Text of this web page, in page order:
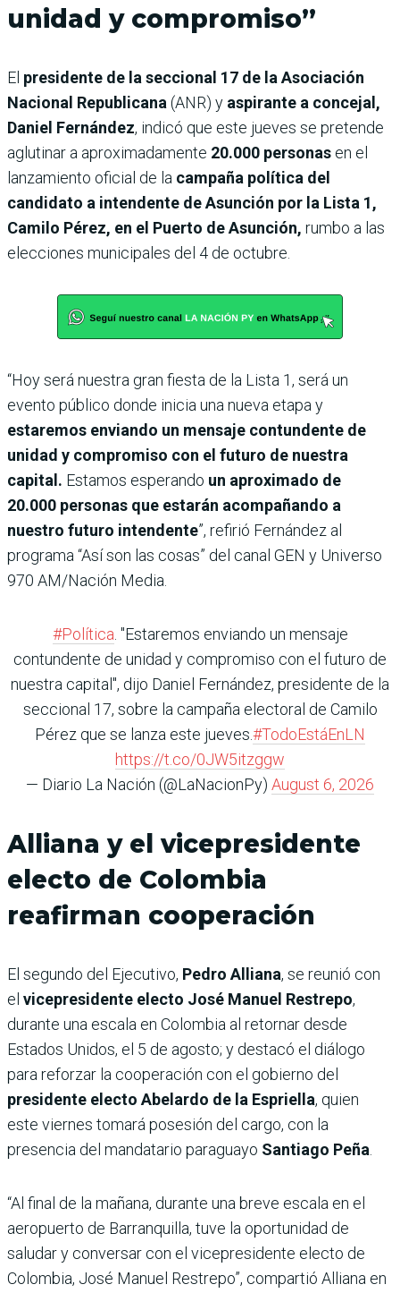
unidad y compromiso”
El presidente de la seccional 17 de la Asociación
Nacional Republicana(ANR) y aspirante a concejal,
Daniel Fernández, indicó que este jueves se pretende
aglutinar a aproximadamente 20.000 personas en el
lanzamiento oficial de la campaña política del
candidato a intendente de Asunción por la Lista 1,
Camilo Pérez, en el Puerto de Asunción, rumbo a las
elecciones municipales del 4 de octubre.
“Hoy será nuestra gran fiesta de la Lista 1, será un
evento público donde inicia una nueva etapa y
estaremos enviando un mensaje contundente de
unidad y compromiso con el futuro de nuestra
capital. Estamos esperando un aproximado de
20.000 personas que estarán acompañando a
nuestro futuro intendente”, refirió Fernández al
programa “Así son las cosas” del canal GEN y Universo
970 AM/Nación Media.
#Política. "Estaremos enviando un mensaje
contundente de unidad y compromiso con el futuro de
nuestra capital", dijo Daniel Fernández, presidente de la
seccional 17, sobre la campaña electoral de Camilo
Pérez que se lanza este jueves.#TodoEstáEnLN
https://t.co/0JW5itzggw
— Diario La Nación (@LaNacionPy) August 6, 2026
Alliana y el vicepresidente
electo de Colombia
reafirman cooperación
El segundo del Ejecutivo, Pedro Alliana, se reunió con
el vicepresidente electo José Manuel Restrepo,
durante una escala en Colombia al retornar desde
Estados Unidos, el 5 de agosto; y destacó el diálogo
para reforzar la cooperación con el gobierno del
presidente electo Abelardo de la Espriella, quien
este viernes tomará posesión del cargo, con la
presencia del mandatario paraguayo Santiago Peña.
“Al final de la mañana, durante una breve escala en el
aeropuerto de Barranquilla, tuve la oportunidad de
saludar y conversar con el vicepresidente electo de
Colombia, José Manuel Restrepo”, compartió Alliana en